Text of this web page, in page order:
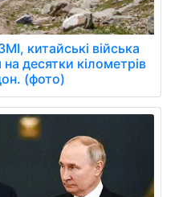
китайські війська
десятки кілометрів
(фото)